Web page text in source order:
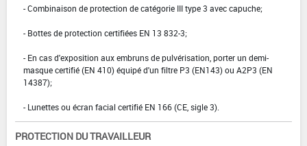
- Combinaison de protection de catégorie III type 3 avec capuche;
- Bottes de protection certifiées EN 13 832-3;
- En cas d'exposition aux embruns de pulvérisation, porter un demi-
masque certifié (EN 410) équipé d'un filtre P3 (EN143) ou A2P3 (EN
14387);
- Lunettes ou écran facial certifié EN 166 (CE, sigle 3).
PROTECTION DU TRAVAILLEUR